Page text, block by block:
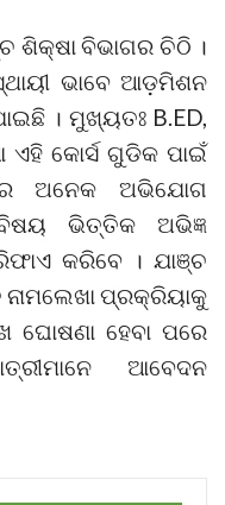
ଶିକ୍ଷା ବିଭାଗର ଚିଠି ।
ଭାବେ ଆଡ଼ମିଶନ
। ମୁଖ୍ୟତଃ B.ED,
ଏହି କୋର୍ସ ଗୁଡିକ ପାଇଁ
ଅନେକ ଅଭିଯୋଗ
ଭିତ୍ତିକ ଅଭିଜ୍ଞ
କରିବେ । ଯାଞ୍ଚ
ନାମଲେଖା ପ୍ରକ୍ରିୟାକୁ
ଘୋଷଣା ହେବା ପରେ
ଆବେଦନ